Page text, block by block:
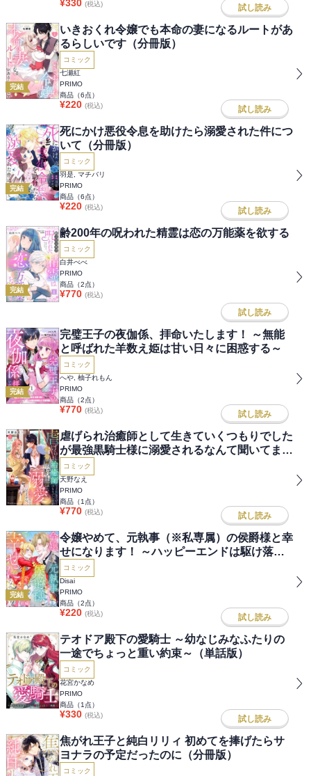
¥330 (税込) 試し読み
完結
いきおくれ令嬢でも本命の妻になるルートがあ
るらしいです（分冊版）
コミック
七瀬紅
PRIMO
商品（6点）
¥220 (税込) 試し読み
完結
死にかけ悪役令息を助けたら溺愛された件につ
いて（分冊版）
コミック
羽是, マチバリ
PRIMO
商品（6点）
¥220 (税込) 試し読み
完結
齢200年の呪われた精霊は恋の万能薬を欲する
コミック
白井べべ
PRIMO
商品（2点）
¥770 (税込)
試し読み
完結
完璧王子の夜伽係、拝命いたします！ ～無能
と呼ばれた羊数え姫は甘い日々に困惑する～
コミック
へや, 柚子れもん
PRIMO
商品（2点）
¥770 (税込) 試し読み
虐げられ治癒師として生きていくつもりでした
が最強黒騎士様に溺愛されるなんて聞いてませ
ん！
コミック
天野なえ
PRIMO
商品（1 点）
¥770 (税込) 試し読み
完結
令嬢やめて、元執事（※私専属）の侯爵様と幸
せになります！ ～ハッピーエンドは駆け落ち
から～（単話版）
コミック
Disai
PRIMO
商品（2点）
¥220 (税込) 試し読み
テオドア殿下の愛騎士 ～幼なじみなふたりの
一途でちょっと重い約束～（単話版）
コミック
花宮かなめ
PRIMO
商品（1 点）
¥330 (税込) 試し読み
焦がれ王子と純白リリィ 初めてを捧げたらサ
ヨナラの予定だったのに（分冊版）
コミック